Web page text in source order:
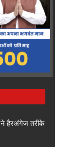
ने हैरअंगेज तरीके